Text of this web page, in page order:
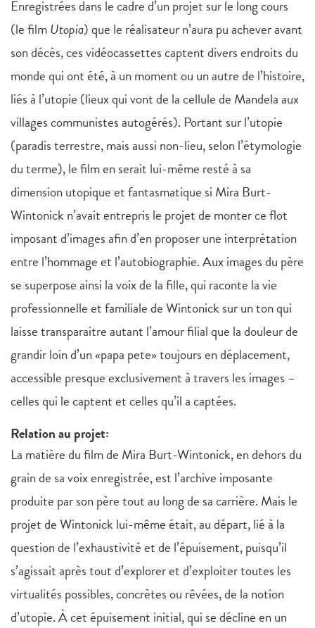
Enregistrées dans le cadre d’un projet sur le long cours
(le filmUtopia) que le réalisateur n’aura pu achever avant
son décès, ces vidéocassettes captent divers endroits du
monde qui ont été, à un moment ou un autre de l’histoire,
liés à l’utopie (lieux qui vont de la cellule de Mandela aux
villages communistes autogérés). Portant sur l’utopie
(paradis terrestre, mais aussi non-lieu, selon l’étymologie
du terme), le film en serait lui-même resté à sa
dimension utopique et fantasmatique si Mira Burt-
Wintonick n’avait entrepris le projet de monter ce flot
imposant d’images afin d’en proposer une interprétation
entre l’hommage et l’autobiographie. Aux images du père
se superpose ainsi la voix de la fille, qui raconte la vie
professionnelle et familiale de Wintonick sur un ton qui
laisse transparaitre autant l’amour filial que la douleur de
grandir loin d’un «papa pete» toujours en déplacement,
accessible presque exclusivement à travers les images –
celles qui le captent et celles qu’il a captées.
Relation au projet:
La matière du film de Mira Burt-Wintonick, en dehors du
grain de sa voix enregistrée, est l’archive imposante
produite par son père tout au long de sa carrière. Mais le
projet de Wintonick lui-même était, au départ, lié à la
question de l’exhaustivité et de l’épuisement, puisqu’il
s’agissait après tout d’explorer et d’exploiter toutes les
virtualités possibles, concrètes ou rêvées, de la notion
d’utopie. À cet épuisement initial, qui se décline en un